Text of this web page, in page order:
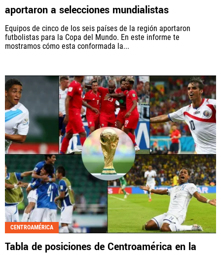
aportaron a selecciones mundialistas
Equipos de cinco de los seis países de la región aportaron
futbolistas para la Copa del Mundo. En este informe te
mostramos cómo esta conformada la...
CENTROAMÉRICA
Tabla de posiciones de Centroamérica en la